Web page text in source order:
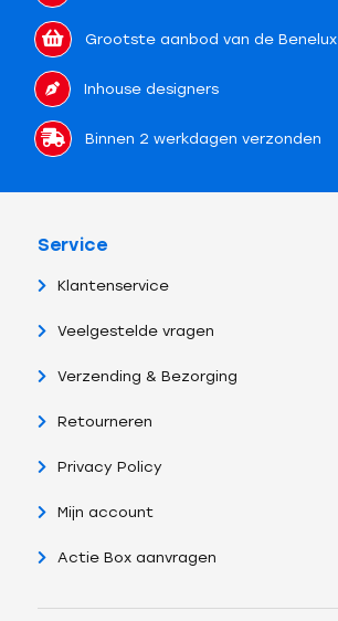
Grootste aanbod van de Benelux
Inhouse designers
Binnen 2 werkdagen verzonden
Service
Klantenservice
Veelgestelde vragen
Verzending & Bezorging
Retourneren
Privacy Policy
Mijn account
Actie Box aanvragen